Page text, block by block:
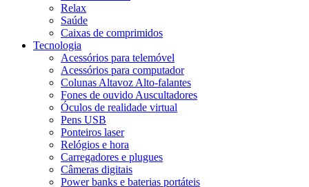
Relax
Saúde
Caixas de comprimidos
Tecnologia
Acessórios para telemóvel
Acessórios para computador
Colunas Altavoz Alto-falantes
Fones de ouvido Auscultadores
Óculos de realidade virtual
Pens USB
Ponteiros laser
Relógios e hora
Carregadores e plugues
Câmeras digitais
Power banks e baterias portáteis